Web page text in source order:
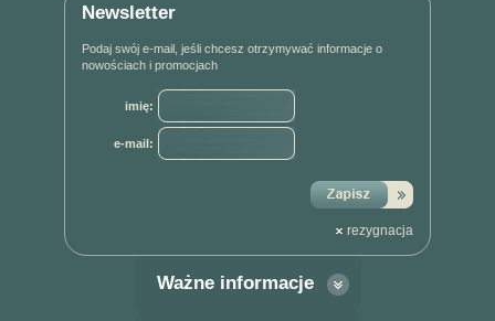
Newsletter
Podaj swój e-mail, jeśli chcesz otrzymywać informacje o
nowościach i promocjach
imię:
e-mail:
rezygnacja
Ważne informacje